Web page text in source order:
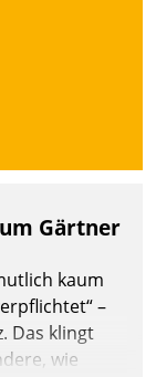
Gärtner
kaum
–
Das klingt
wie